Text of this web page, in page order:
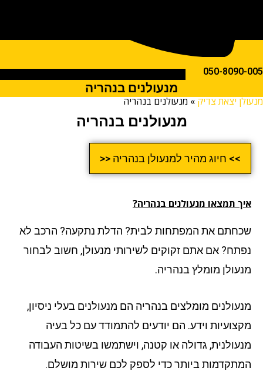
050-
מנעולנים בנהריה
יצאת צדיק»מנעולנים בנהריה
מנעולנים בנהריה
>> חיוג מהיר למנעולן בנהריה <<
תמצאו מנעולנים בנהריה?
את המפתחות לבית? הדלת נתקעה? הרכב לא
אם אתם זקוקים לשירותי מנעולן, חשוב לבחור
מומלץ בנהריה.
מומלצים בנהריה הם מנעולנים בעלי ניסיון,
וידע. הם יודעים להתמודד עם כל בעיה
גדולה או קטנה, וישתמשו בשיטות העבודה
ביותר כדי לספק לכם שירות מושלם.